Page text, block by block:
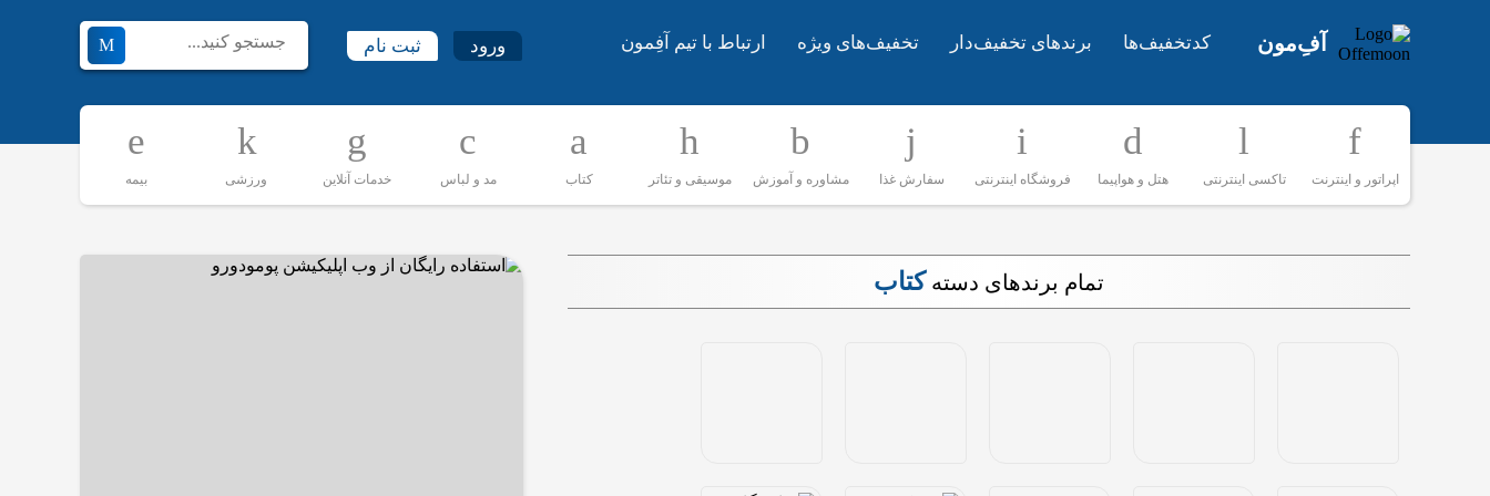
آفِ‌مون کدتخفیف‌ها برندهای تخفیف‌دار تخفیف‌های ویژه ارتباط با تیم آفِمون ورود ثبت نام
اپراتور و اینترنت تاکسی اینترنتی هتل و هواپیما فروشگاه اینترنتی سفارش غذا مشاوره و آموزش موسیقی و تئاتر کتاب مد و لباس خدمات آنلاین ورزشی بیمه
تمام برندهای دسته کتاب